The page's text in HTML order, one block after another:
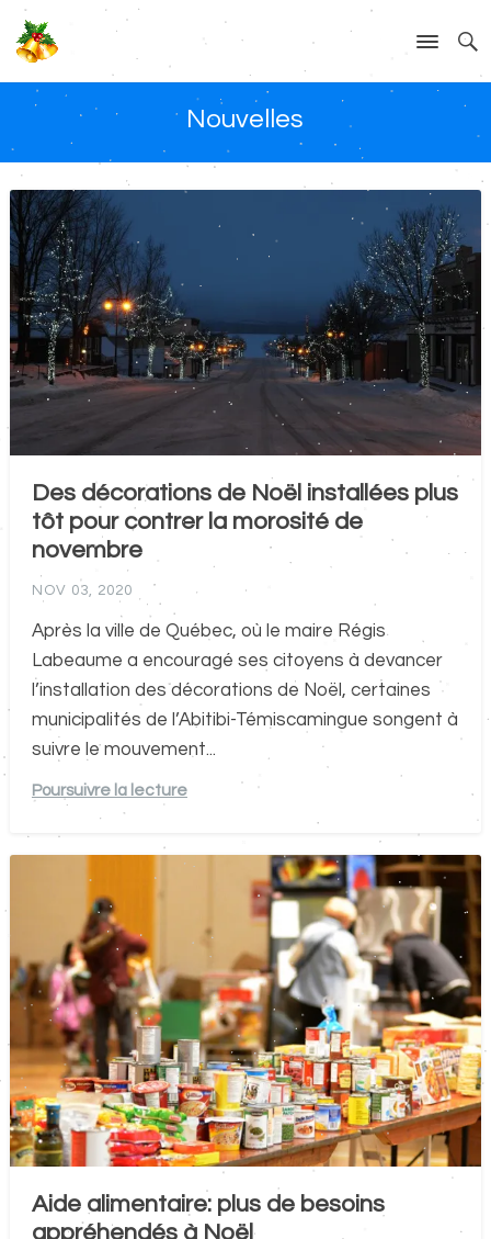
Nouvelles
Des décorations de Noël installées plus
tôt pour contrer la morosité de
novembre
NOV 03, 2020
Après la ville de Québec, où le maire Régis
Labeaume a encouragé ses citoyens à devancer
l’installation des décorations de Noël, certaines
municipalités de l’Abitibi-Témiscamingue songent à
suivre le mouvement...
Poursuivre la lecture
Aide alimentaire: plus de besoins
appréhendés à Noël